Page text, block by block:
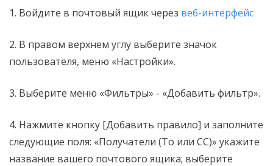
1. Войдите в почтовый ящик через веб-интерфейс
2. В правом верхнем углу выберите значок
пользователя, меню «Настройки».
3. Выберите меню «Фильтры» - «Добавить фильтр».
4. Нажмите кнопку [Добавить правило] и заполните
следующие поля: «Получатели (To или CC)» укажите
название вашего почтового ящика; выберите